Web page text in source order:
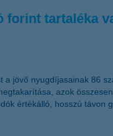
forint tartaléka
jövő nyugdíjasainak 86
azok
értékálló, hosszú